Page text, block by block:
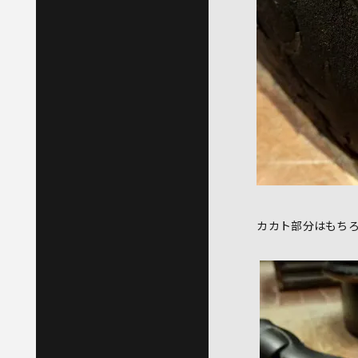
カカト部分はもち